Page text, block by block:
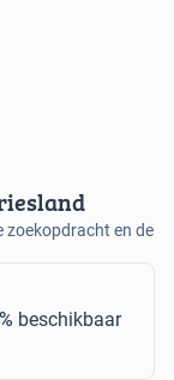
zoekopdracht en de
beschikbaar